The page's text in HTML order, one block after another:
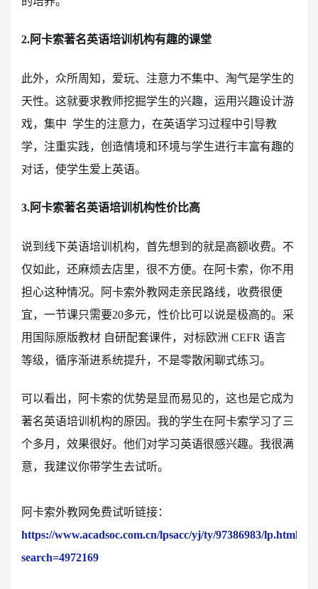
2.阿卡索著名英语培训机构有趣的课堂
此外，众所周知，爱玩、注意力不集中、淘气是学生的
天性。这就要求教师挖掘学生的兴趣，运用兴趣设计游
戏，集中 学生的注意力，在英语学习过程中引导教
学，注重实践，创造情境和环境与学生进行丰富有趣的
对话，使学生爱上英语。
3.阿卡索著名英语培训机构性价比高
说到线下英语培训机构，首先想到的就是高额收费。不
仅如此，还麻烦去店里，很不方便。在阿卡索，你不用
担心这种情况。阿卡索外教网走亲民路线，收费很便
宜，一节课只需要20多元，性价比可以说是极高的。采
用国际原版教材 自研配套课件，对标欧洲 CEFR 语言
等级，循序渐进系统提升，不是零散闲聊式练习。
可以看出，阿卡索的优势是显而易见的，这也是它成为
著名英语培训机构的原因。我的学生在阿卡索学习了三
个多月，效果很好。他们对学习英语很感兴趣。我很满
意，我建议你带学生去试听。
阿卡索外教网免费试听链接：
https://www.acadsoc.com.cn/lpsacc/yj/ty/97386983/lp.html?
search=4972169